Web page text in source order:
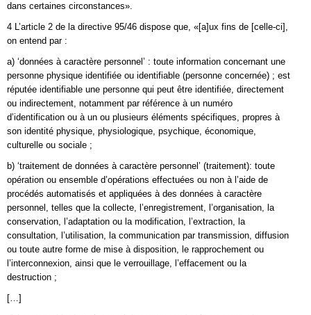
dans certaines circonstances».
4 L’article 2 de la directive 95/46 dispose que, «[a]ux fins de [celle-ci],
on entend par :
a) ‘données à caractère personnel’ : toute information concernant une
personne physique identifiée ou identifiable (personne concernée) ; est
réputée identifiable une personne qui peut être identifiée, directement
ou indirectement, notamment par référence à un numéro
d’identification ou à un ou plusieurs éléments spécifiques, propres à
son identité physique, physiologique, psychique, économique,
culturelle ou sociale ;
b) ‘traitement de données à caractère personnel’ (traitement): toute
opération ou ensemble d’opérations effectuées ou non à l’aide de
procédés automatisés et appliquées à des données à caractère
personnel, telles que la collecte, l’enregistrement, l’organisation, la
conservation, l’adaptation ou la modification, l’extraction, la
consultation, l’utilisation, la communication par transmission, diffusion
ou toute autre forme de mise à disposition, le rapprochement ou
l’interconnexion, ainsi que le verrouillage, l’effacement ou la
destruction ;
[…]